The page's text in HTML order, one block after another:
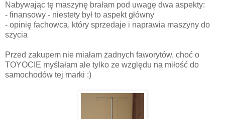
Nabywając tę maszynę brałam pod uwagę dwa aspekty:
- finansowy - niestety był to aspekt główny
- opinię fachowca, który sprzedaje i naprawia maszyny do
szycia
Przed zakupem nie miałam żadnych faworytów, choć o
TOYOCIE myślałam ale tylko ze względu na miłość do
samochodów tej marki :)